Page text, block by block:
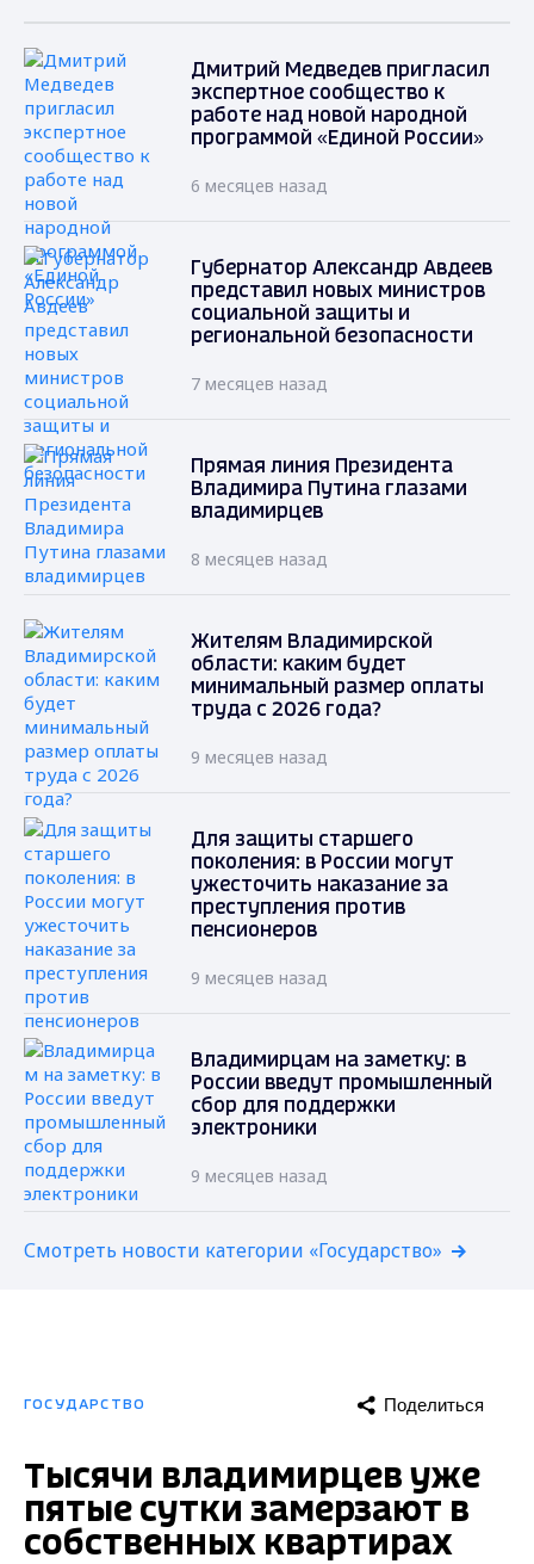
Дмитрий Медведев пригласил
экспертное сообщество к
работе над новой народной
программой «Единой России»
6 месяцев назад
Губернатор Александр Авдеев
представил новых министров
социальной защиты и
региональной безопасности
7 месяцев назад
Прямая линия Президента
Владимира Путина глазами
владимирцев
8 месяцев назад
Жителям Владимирской
области: каким будет
минимальный размер оплаты
труда с 2026 года?
9 месяцев назад
Для защиты старшего
поколения: в России могут
ужесточить наказание за
преступления против
пенсионеров
9 месяцев назад
Владимирцам на заметку: в
России введут промышленный
сбор для поддержки
электроники
9 месяцев назад
Смотреть новости категории «Государство»
ГОСУДАРСТВО Поделиться
Тысячи владимирцев уже
пятые сутки замерзают в
собственных квартирах